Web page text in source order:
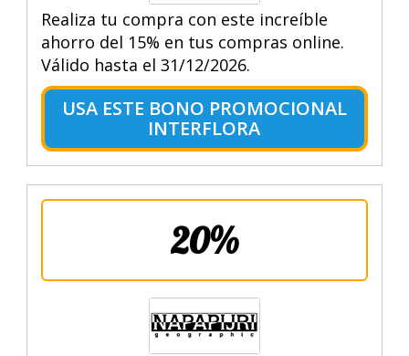
Realiza tu compra con este increíble
ahorro del 15% en tus compras online.
Válido hasta el 31/12/2026.
USA ESTE BONO PROMOCIONAL
INTERFLORA
20%